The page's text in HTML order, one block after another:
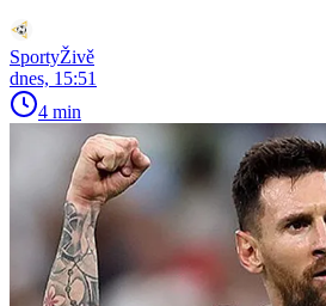
SportyŽivě
dnes, 15:51
4 min